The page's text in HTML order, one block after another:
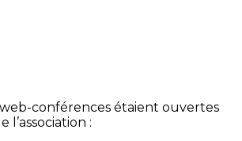
conférences étaient ouvertes
l’association :